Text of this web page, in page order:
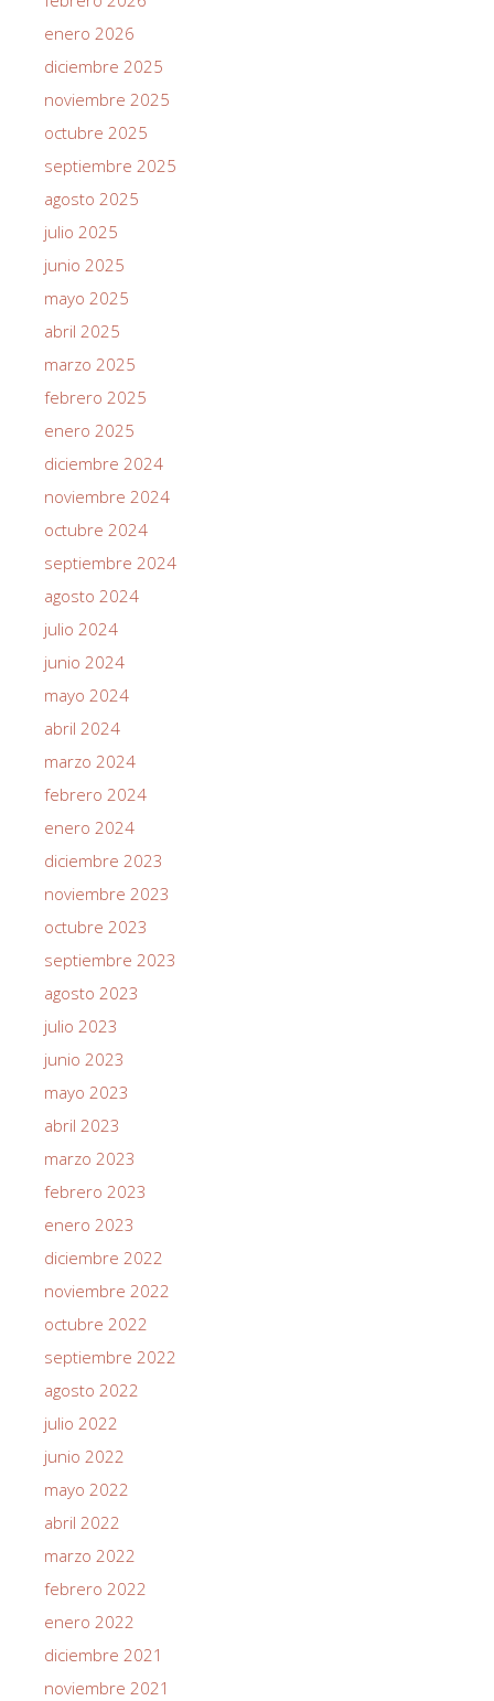
enero 2026
diciembre 2025
noviembre 2025
octubre 2025
septiembre 2025
agosto 2025
julio 2025
junio 2025
mayo 2025
abril 2025
marzo 2025
febrero 2025
enero 2025
diciembre 2024
noviembre 2024
octubre 2024
septiembre 2024
agosto 2024
julio 2024
junio 2024
mayo 2024
abril 2024
marzo 2024
febrero 2024
enero 2024
diciembre 2023
noviembre 2023
octubre 2023
septiembre 2023
agosto 2023
julio 2023
junio 2023
mayo 2023
abril 2023
marzo 2023
febrero 2023
enero 2023
diciembre 2022
noviembre 2022
octubre 2022
septiembre 2022
agosto 2022
julio 2022
junio 2022
mayo 2022
abril 2022
marzo 2022
febrero 2022
enero 2022
diciembre 2021
noviembre 2021